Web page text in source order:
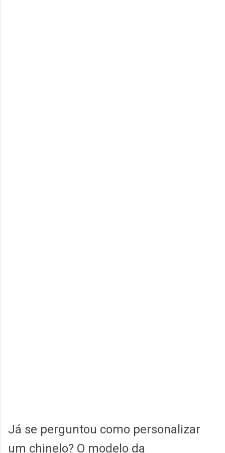
Já se perguntou como personalizar
um chinelo? O modelo da